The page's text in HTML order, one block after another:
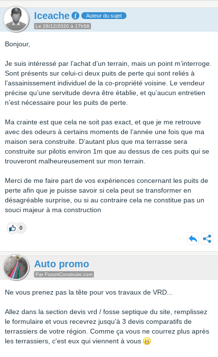
Iceache Auteur du sujet
Le 28/12/2020 à 17h58
Bonjour,
Je suis intéressé par l’achat d’un terrain, mais un point m’interroge.
Sont présents sur celui-ci deux puits de perte qui sont reliés à
l’assainissement individuel de la co-propriété voisine. Le vendeur
précise qu’une servitude devra être établie, et qu’aucun entretien
n’est nécessaire pour les puits de perte.
Ma crainte est que cela ne soit pas exact, et que je me retrouve
avec des odeurs à certains moments de l’année une fois que ma
maison sera construite. D’autant plus que ma terrasse sera
construite sur pilotis environ 1m que au dessus de ces puits qui se
trouveront malheureusement sur mon terrain.
Merci de me faire part de vos expériences concernant les puits de
perte afin que je puisse savoir si cela peut se transformer en
désagréable surprise, ou si au contraire cela ne constitue pas un
souci majeur à ma construction
0
Auto promo
Par ForumConstruire.com
Ne vous prenez pas la tête pour vos travaux de VRD...
Allez dans la section devis vrd / fosse septique du site, remplissez
le formulaire et vous recevrez jusqu'à 3 devis comparatifs de
terrassiers de votre région. Comme ça vous ne courrez plus après
les terrassiers, c'est eux qui viennent à vous